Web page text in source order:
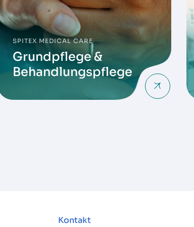
SPITEX MEDICAL CARE
Grundpflege &
Behandlungspflege
Kontakt